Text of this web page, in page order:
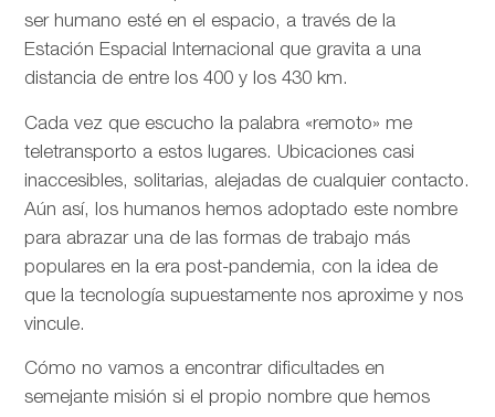
ser humano esté en el espacio, a través de la
Estación Espacial Internacional que gravita a una
distancia de entre los 400 y los 430 km.
Cada vez que escucho la palabra «remoto» me
teletransporto a estos lugares. Ubicaciones casi
inaccesibles, solitarias, alejadas de cualquier contacto.
Aún así, los humanos hemos adoptado este nombre
para abrazar una de las formas de trabajo más
populares en la era post-pandemia, con la idea de
que la tecnología supuestamente nos aproxime y nos
vincule.
Cómo no vamos a encontrar dificultades en
semejante misión si el propio nombre que hemos